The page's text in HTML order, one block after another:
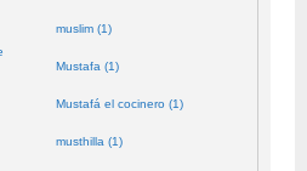
muslim (1)
Mustafa (1)
Mustafá el cocinero (1)
musthilla (1)